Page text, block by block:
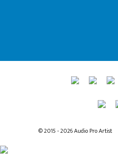
© 2015 - 2026 Audio Pro Artist